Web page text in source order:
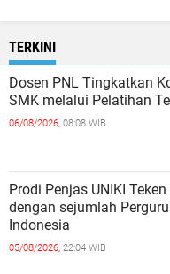
TERKINI
Dosen PNL Tingkatkan
SMK melalui Pelatihan
06/08/2026, 08:08 WIB
Prodi Penjas UNIKI
dengan sejumlah
Indonesia
05/08/2026, 22:04 WIB